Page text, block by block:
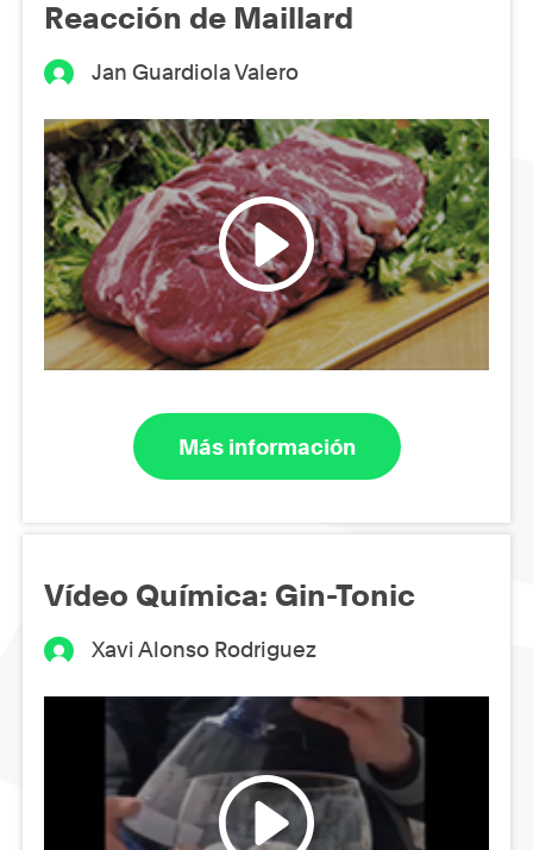
Reacción de Maillard
Jan Guardiola Valero
Más información
Vídeo Química: Gin-Tonic
Xavi Alonso Rodriguez